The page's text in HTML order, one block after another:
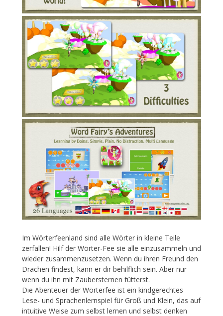
Im Wörterfeenland sind alle Wörter in kleine Teile
zerfallen! Hilf der Wörter-Fee sie alle einzusammeln und
wieder zusammenzusetzen. Wenn du ihren Freund den
Drachen findest, kann er dir behilflich sein. Aber nur
wenn du ihn mit Zaubersternen fütterst.
Die Abenteuer der Wörterfee ist ein kindgerechtes
Lese- und Sprachenlernspiel für Groß und Klein, das auf
intuitive Weise zum selbst lernen und selbst denken